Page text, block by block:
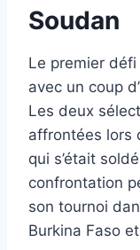
Soudan
Le premier
avec un coup
Les deux
affrontées lors
qui s’était
confrontation
son tournoi
Burkina Faso